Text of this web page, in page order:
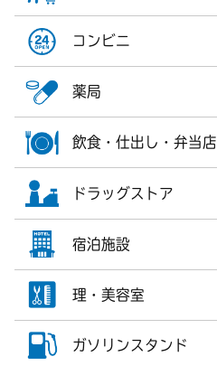
コンビニ
薬局
飲食・仕出し・弁当店
ドラッグストア
宿泊施設
理・美容室
ガソリンスタンド